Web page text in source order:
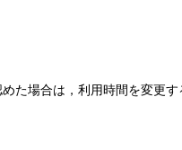
た場合は，利用時間を変更す